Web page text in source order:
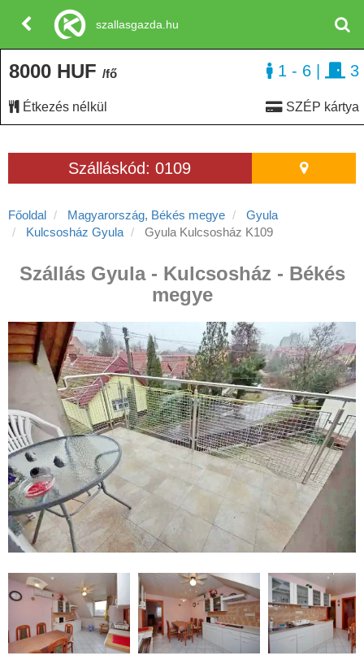
Szálláskód: 0109
Főoldal Magyarország, Békés megye
Gyula
Kulcsosház Gyula
Gyula Kulcsosház K109
Szállás Gyula - Kulcsosház - Békés
megye
8000 HUF /fő
Étkezés nélkül SZÉP kártya
1 - 6 3
szallasgazda.hu